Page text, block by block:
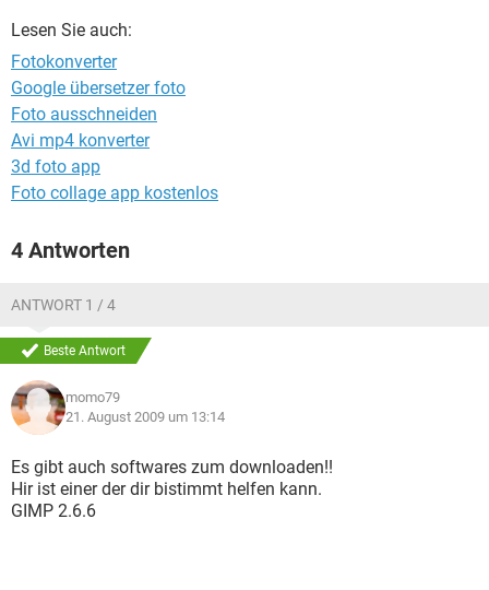
Lesen Sie auch:
Fotokonverter
Google übersetzer foto
Foto ausschneiden
Avi mp4 konverter
3d foto app
Foto collage app kostenlos
4 Antworten
ANTWORT 1 / 4
Beste Antwort
momo79
21. August 2009 um 13:14
Es gibt auch softwares zum downloaden!!
Hir ist einer der dir bistimmt helfen kann.
GIMP 2.6.6